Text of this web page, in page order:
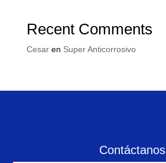
Recent Comments
Cesaren Super Anticorrosivo
Contáctanos